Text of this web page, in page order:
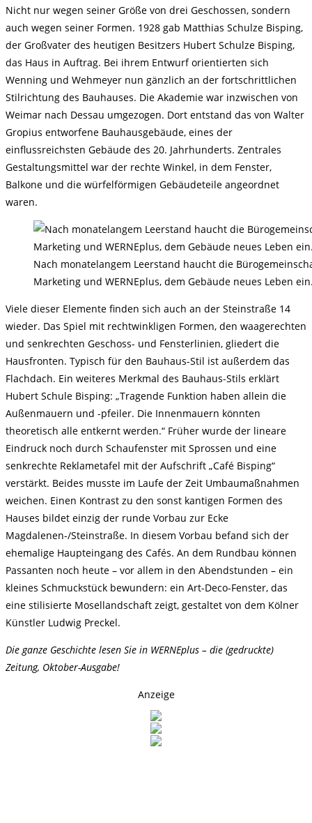
Nicht nur wegen seiner Größe von drei Geschossen, sondern
auch wegen seiner Formen. 1928 gab Matthias Schulze Bisping,
der Großvater des heutigen Besitzers Hubert Schulze Bisping,
das Haus in Auftrag. Bei ihrem Entwurf orientierten sich
Wenning und Wehmeyer nun gänzlich an der fortschrittlichen
Stilrichtung des Bauhauses. Die Akademie war inzwischen von
Weimar nach Dessau umgezogen. Dort entstand das von Walter
Gropius entworfene Bauhausgebäude, eines der
einflussreichsten Gebäude des 20. Jahrhunderts. Zentrales
Gestaltungsmittel war der rechte Winkel, in dem Fenster,
Balkone und die würfelförmigen Gebäudeteile angeordnet
waren.
Nach monatelangem Leerstand haucht die
Marketing und WERNEplus, dem Gebäude neues Leben
Viele dieser Elemente finden sich auch an der Steinstraße 14
wieder. Das Spiel mit rechtwinkligen Formen, den waagerechten
und senkrechten Geschoss- und Fensterlinien, gliedert die
Hausfronten. Typisch für den Bauhaus-Stil ist außerdem das
Flachdach. Ein weiteres Merkmal des Bauhaus-Stils erklärt
Hubert Schule Bisping: „Tragende Funktion haben allein die
Außenmauern und -pfeiler. Die Innenmauern könnten
theoretisch alle entkernt werden.“ Früher wurde der lineare
Eindruck noch durch Schaufenster mit Sprossen und eine
senkrechte Reklametafel mit der Aufschrift „Café Bisping“
verstärkt. Beides musste im Laufe der Zeit Umbaumaßnahmen
weichen. Einen Kontrast zu den sonst kantigen Formen des
Hauses bildet einzig der runde Vorbau zur Ecke
Magdalenen-/Steinstraße. In diesem Vorbau befand sich der
ehemalige Haupteingang des Cafés. An dem Rundbau können
Passanten noch heute – vor allem in den Abendstunden – ein
kleines Schmuckstück bewundern: ein Art-Deco-Fenster, das
eine stilisierte Mosellandschaft zeigt, gestaltet von dem Kölner
Künstler Ludwig Preckel.
Die ganze Geschichte lesen Sie in WERNEplus – die (gedruckte)
Zeitung, Oktober-Ausgabe!
Anzeige